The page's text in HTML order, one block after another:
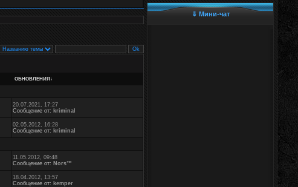
ОБНОВЛЕНИЯ ↓
20.07.2021, 17:27
Сообщение от: kriminal
02.05.2012, 16:28
Сообщение от: kriminal
11.05.2012, 09:48
Сообщение от: Nors™
18.04.2012, 13:57
Сообщение от: kemper
⇓ Мини-чат